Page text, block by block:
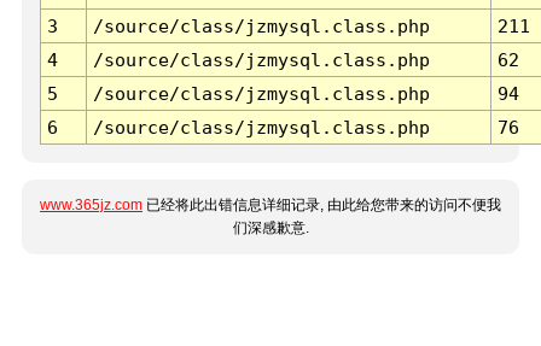
3 /source/class/jzmysql.class.php
211
4
/source/class/jzmysql.class.php
62
5
/source/class/jzmysql.class.php
94
6
/source/class/jzmysql.class.php 76
www.365jz.com 已经将此出错信息详细记录, 由此给您带来的访问不便我
们深感歉意.